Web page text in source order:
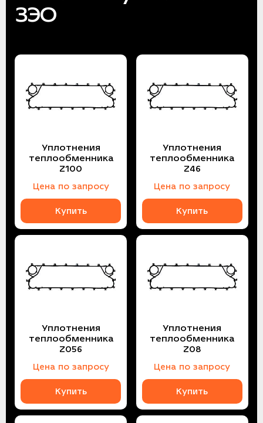
ЗЭО
Уплотнения
теплообменника
Z100
Цена по запросу
Купить
Уплотнения
теплообменника
Z46
Цена по запросу
Купить
Уплотнения
теплообменника
Z056
Цена по запросу
Купить
Уплотнения
теплообменника
Z08
Цена по запросу
Купить